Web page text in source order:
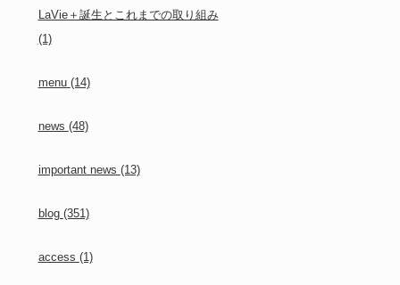
LaVie＋誕生とこれまでの取り組み
(1)
menu (14)
news (48)
important news (13)
blog (351)
access (1)